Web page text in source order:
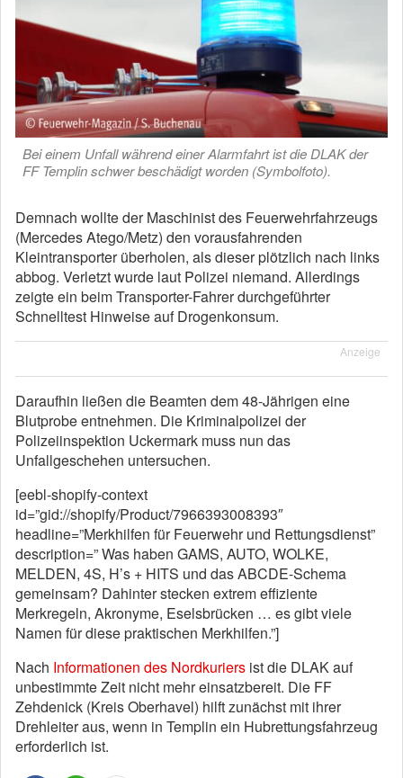
Bei einem Unfall während einer Alarmfahrt ist die DLAK der
FF Templin schwer beschädigt worden (Symbolfoto).
Demnach wollte der Maschinist des Feuerwehrfahrzeugs
(Mercedes Atego/Metz) den vorausfahrenden
Kleintransporter überholen, als dieser plötzlich nach links
abbog. Verletzt wurde laut Polizei niemand. Allerdings
zeigte ein beim Transporter-Fahrer durchgeführter
Schnelltest Hinweise auf Drogenkonsum.
Anzeige
Daraufhin ließen die Beamten dem 48-Jährigen eine
Blutprobe entnehmen. Die Kriminalpolizei der
Polizeiinspektion Uckermark muss nun das
Unfallgeschehen untersuchen.
[eebl-shopify-context
id=”gid://shopify/Product/7966393008393″
headline=”Merkhilfen für Feuerwehr und Rettungsdienst”
description=” Was haben GAMS, AUTO, WOLKE,
MELDEN, 4S, H’s + HITS und das ABCDE-Schema
gemeinsam? Dahinter stecken extrem effiziente
Merkregeln, Akronyme, Eselsbrücken … es gibt viele
Namen für diese praktischen Merkhilfen.”]
Nach Informationen des Nordkuriers ist die DLAK auf
unbestimmte Zeit nicht mehr einsatzbereit. Die FF
Zehdenick (Kreis Oberhavel) hilft zunächst mit ihrer
Drehleiter aus, wenn in Templin ein Hubrettungsfahrzeug
erforderlich ist.